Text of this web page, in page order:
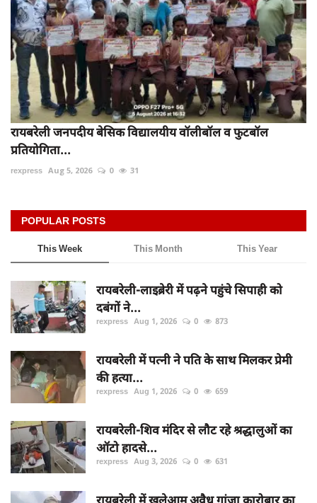
रायबरेली जनपदीय बेसिक विद्यालयीय वॉलीबॉल व फुटबॉल
प्रतियोगिता...
rexpress Aug 5, 2026 0 31
POPULAR POSTS
This Week This Month This Year
रायबरेली-लाइब्रेरी में पढ़ने पहुंचे सिपाही को
दबंगों ने...
rexpress Aug 1, 2026 0 873
रायबरेली में पत्नी ने पति के साथ मिलकर प्रेमी
की हत्या...
rexpress Aug 1, 2026 0 659
रायबरेली-शिव मंदिर से लौट रहे श्रद्धालुओं का
ऑटो हादसे...
rexpress Aug 3, 2026 0 631
रायबरेली में खुलेआम अवैध गांजा कारोबार का